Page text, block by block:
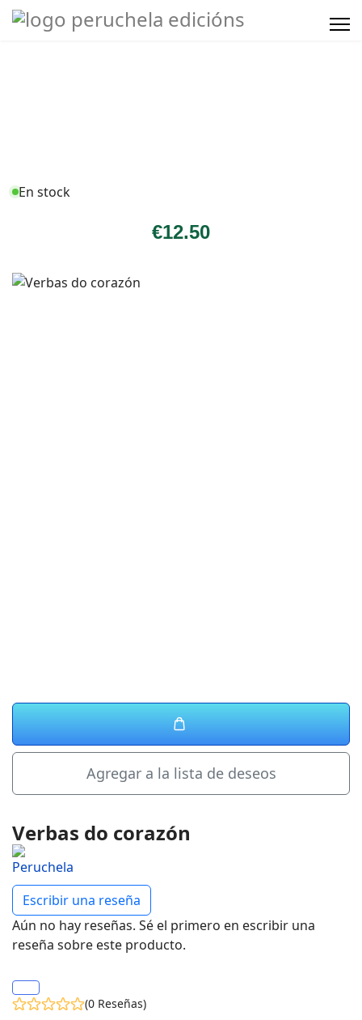
En stock
€12.50
Agregar a la lista de deseos
Verbas do corazón
Escribir una reseña
Aún no hay reseñas. Sé el primero en escribir una
reseña sobre este producto.
(0 Reseñas)